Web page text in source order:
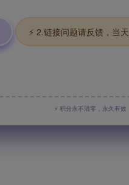
⚡ 2.链接问题请反馈，当
⚡ 积分永不清零，永久有效